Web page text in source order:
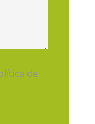
de